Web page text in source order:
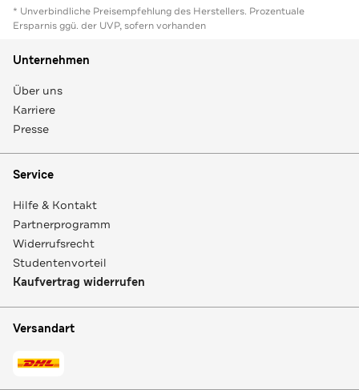
* Unverbindliche Preisempfehlung des Herstellers. Prozentuale
Ersparnis ggü. der UVP, sofern vorhanden
Unternehmen
Über uns
Karriere
Presse
Service
Hilfe & Kontakt
Partnerprogramm
Widerrufsrecht
Studentenvorteil
Kaufvertrag widerrufen
Versandart